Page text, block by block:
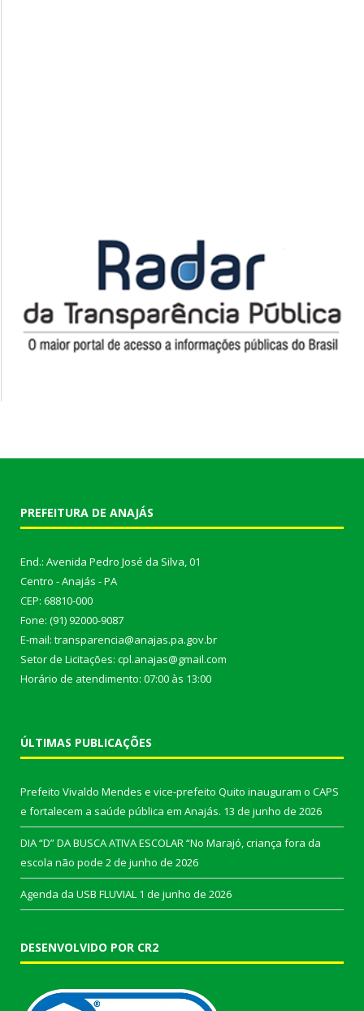
PREFEITURA DE ANAJÁS
End.: Avenida Pedro José da Silva, 01
Centro - Anajás - PA
CEP: 68810-000
Fone: (91) 92000-9087
E-mail: transparencia@anajas.pa.gov.br
Setor de Licitações: cpl.anajas@gmail.com
Horário de atendimento: 07:00 às 13:00
ÚLTIMAS PUBLICAÇÕES
Prefeito Vivaldo Mendes e vice-prefeito Quito inauguram o CAPS
e fortalecem a saúde pública em Anajás. 13 de junho de 2026
DIA “D” DA BUSCA ATIVA ESCOLAR “No Marajó, criança fora da
escola não pode 2 de junho de 2026
Agenda da USB FLUVIAL 1 de junho de 2026
DESENVOLVIDO POR CR2